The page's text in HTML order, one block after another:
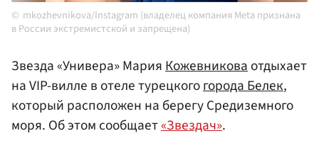
mkozhevnikova/Instagram (владелец компания Meta признана
в России экстремистской и запрещена)
Звезда «Универа» МарияКожевниковаотдыхает
на VIP-вилле в отеле турецкогогорода Белек,
который расположен на берегу Средиземного
моря. Об этом сообщает«Звездач».